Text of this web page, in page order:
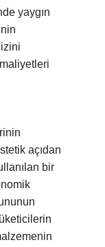
yaygın
açıdan
bir